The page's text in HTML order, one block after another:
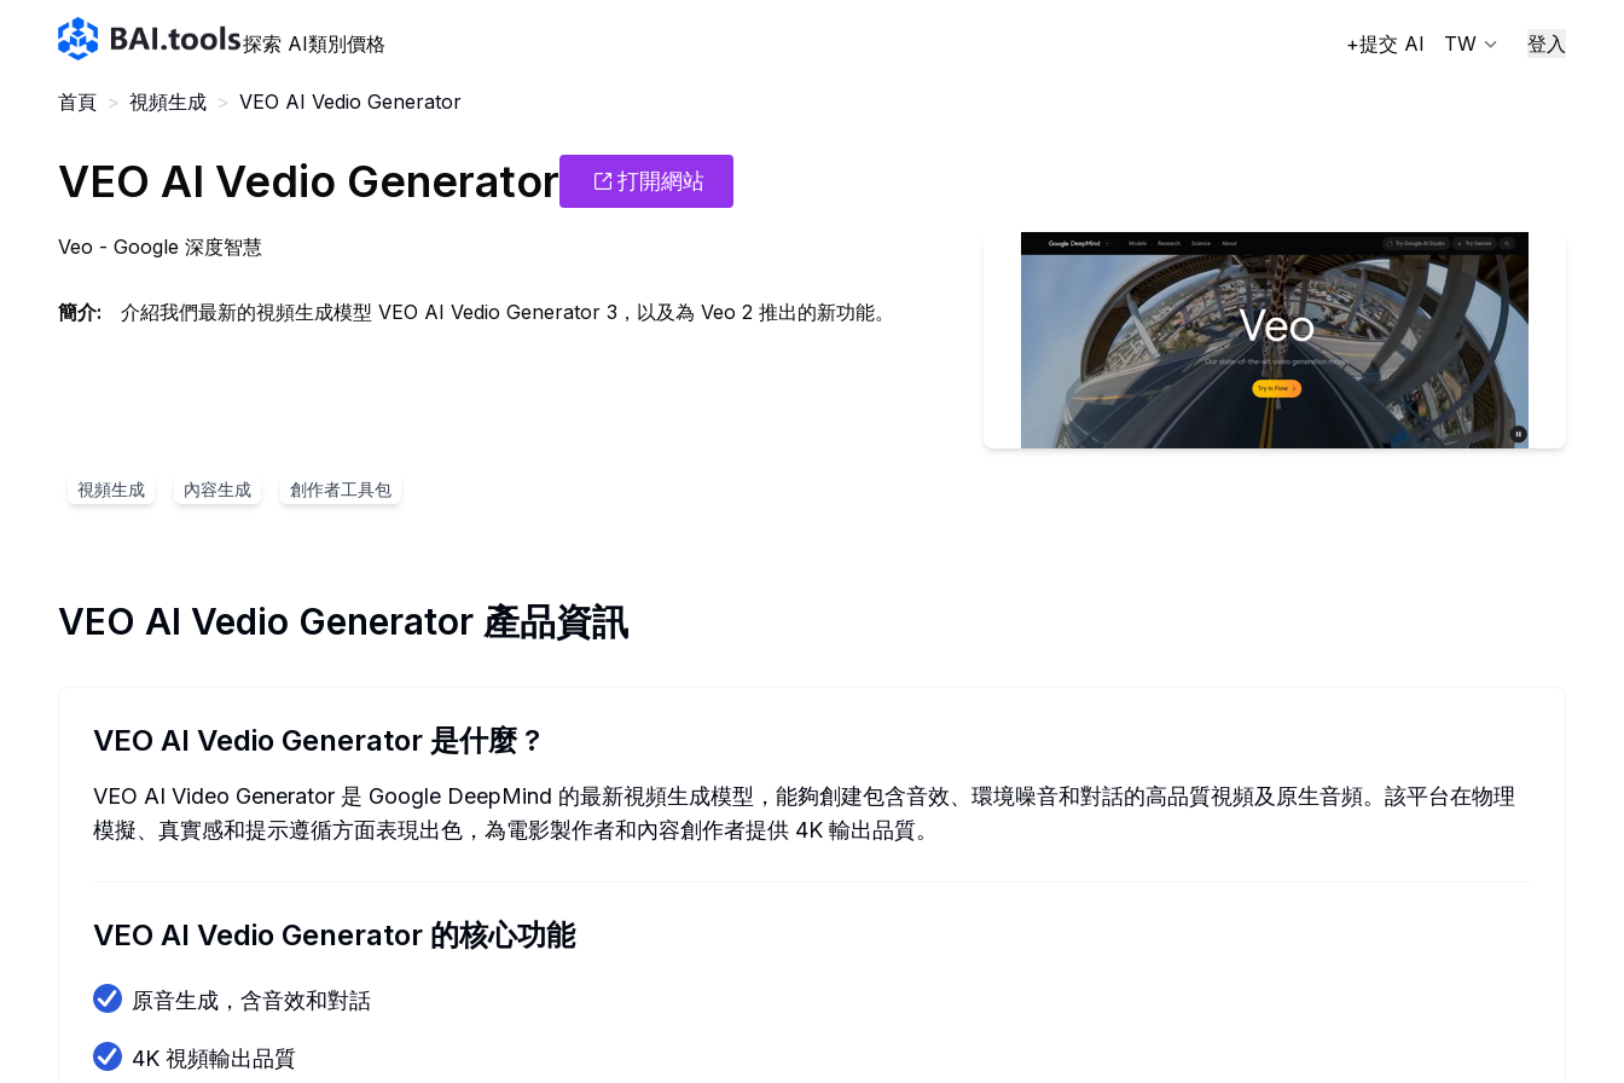
Bai.tools
探索 AI類別價格 +提交 AI TW 登入
首頁 > 視頻生成 > VEO AI Vedio Generator
VEO AI Vedio Generator 打開網站
Veo - Google 深度智慧
簡介: 介紹我們最新的視頻生成模型 VEO AI Vedio Generator 3，以及為 Veo 2 推出的新功能。
視頻生成 內容生成 創作者工具包
VEO AI Vedio Generator 產品資訊
VEO AI Vedio Generator 是什麼?
VEO AI Video Generator 是 Google DeepMind 的最新視頻生成模型，能夠創建包含音效、環境噪音和對話的高品質視頻及原生音頻。該平台在物理
模擬、真實感和提示遵循方面表現出色，為電影製作者和內容創作者提供 4K 輸出品質。
VEO AI Vedio Generator 的核心功能
原音生成，含音效和對話
4K 視頻輸出品質